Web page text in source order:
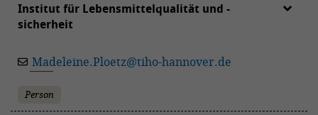
Institut für Lebensmittelqualität und -
sicherheit
Madeleine.Ploetz@tiho-hannover.de
Person